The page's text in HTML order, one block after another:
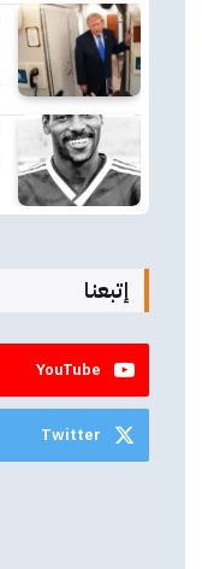
إتبعنا
YouTube
Twitter